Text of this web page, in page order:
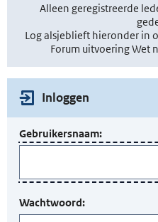
Alleen geregistreerde
Log alsjeblieft hieronder in
Forum uitvoering Wet
Inloggen
Gebruikersnaam:
Wachtwoord: